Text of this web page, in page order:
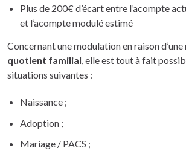
Plus de 200€ d’écart entre l’acompte
et l’acompte modulé estimé
Concernant une modulation en raison d’une
quotient familial, elle est tout à fait
situations suivantes :
Naissance ;
Adoption ;
Mariage / PACS ;